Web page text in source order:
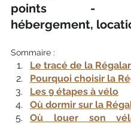
points -
hébergement,
Sommaire :
Le tracé de la
Pourquoi choisir la
Les 9 étapes à vélo
Où dormir sur la
Où louer son